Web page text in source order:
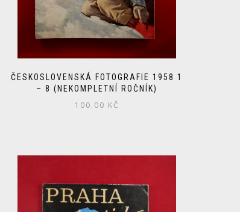
ČESKOSLOVENSKÁ FOTOGRAFIE 1958 1
– 8 (NEKOMPLETNÍ ROČNÍK)
100.00 KČ